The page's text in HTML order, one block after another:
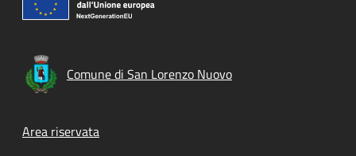
Comune di San Lorenzo Nuovo
Footer menu
Area riservata